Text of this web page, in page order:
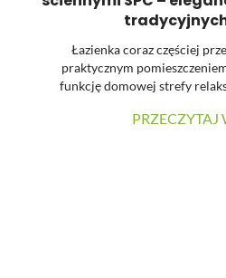
Łazienka coraz częściej
praktycznym
funkcję domowej strefy
materiałów oraz łatwość
PRZECZYTAJ